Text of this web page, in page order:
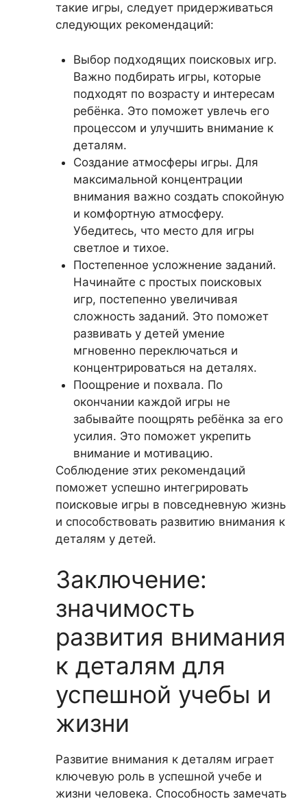
такие игры, следует придерживаться
следующих рекомендаций:
Выбор подходящих поисковых игр.
Важно подбирать игры, которые
подходят по возрасту и интересам
ребёнка. Это поможет увлечь его
процессом и улучшить внимание к
деталям.
Создание атмосферы игры. Для
максимальной концентрации
внимания важно создать спокойную
и комфортную атмосферу.
Убедитесь, что место для игры
светлое и тихое.
Постепенное усложнение заданий.
Начинайте с простых поисковых
игр, постепенно увеличивая
сложность заданий. Это поможет
развивать у детей умение
мгновенно переключаться и
концентрироваться на деталях.
Поощрение и похвала. По
окончании каждой игры не
забывайте поощрять ребёнка за его
усилия. Это поможет укрепить
внимание и мотивацию.
Соблюдение этих рекомендаций
поможет успешно интегрировать
поисковые игры в повседневную жизнь
и способствовать развитию внимания к
деталям у детей.
Заключение:
значимость
развития внимания
к деталям для
успешной учебы и
жизни
Развитие внимания к деталям играет
ключевую роль в успешной учебе и
жизни человека. Способность замечать